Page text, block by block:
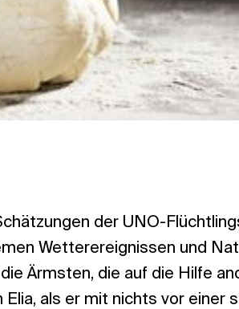
der UNO-
Wetterereignissen und
Ärmsten, die auf die Hilfe
Elia, als er mit nichts vor einer